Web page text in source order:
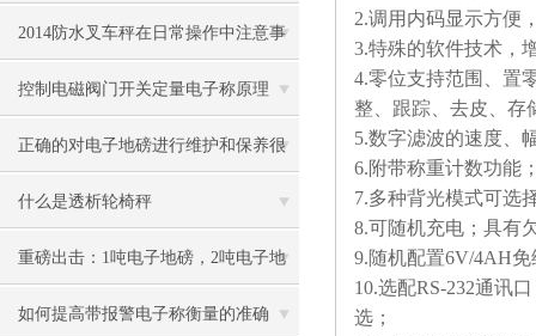
2014防水叉车秤在日常操作中注意事
项
控制电磁阀门开关定量电子称原理
正确的对电子地磅进行维护和保养很
有必要
什么是透析轮椅秤
重磅出击：1吨电子地磅，2吨电子地
磅秤，3吨地磅低价狂甩
如何提高带报警电子称衡量的准确
2.调用内码显示方便
3.特殊的软件技术，
4.零位支持范围、置
整、跟踪、去皮、存
5.数字滤波的速度、
6.附带称重计数功能
7.多种背光模式可选
8.可随机充电；具有
9.随机配置6V/4AH
10.选配RS-232通讯
选；